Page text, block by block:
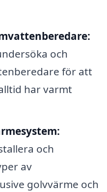
och
för att
har varmt
och
av
golvvärme och